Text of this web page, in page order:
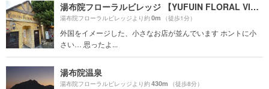
湯布院フローラルビレッジ 【YUFUIN FLORAL VILLAGE】
湯布院フローラルビレッジより約0m （徒歩1分）
外国をイメージした、小さなお店が並んでいます ホントに小
さい… 思ったよ...
湯布院温泉
湯布院フローラルビレッジより約430m （徒歩8分）